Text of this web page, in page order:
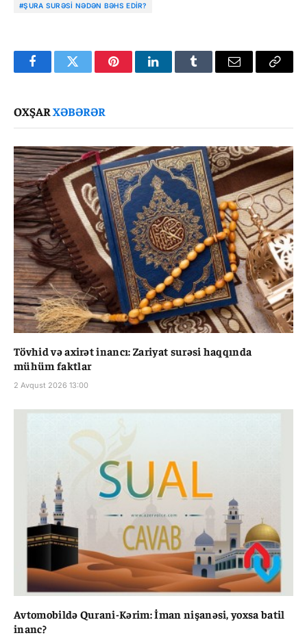
#ŞURA SURƏSI NƏDƏN BƏHS EDIR?
FacebookTwitter PinterestLinkedInTumblr Email
Copy
OXŞARXƏBƏRƏR
Tövhid və axirət inancı: Zariyat surəsi haqqında
mühüm faktlar
2 Avqust 2026 13:00
Avtomobildə Qurani-Kərim: İman nişanəsi, yoxsa batil
inanc?